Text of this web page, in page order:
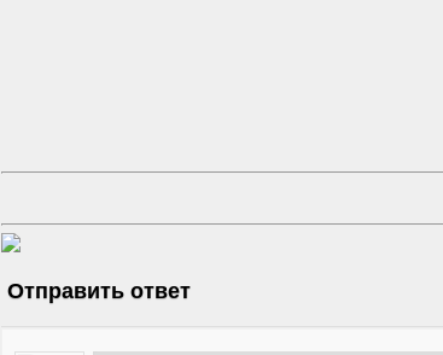
Отправить ответ